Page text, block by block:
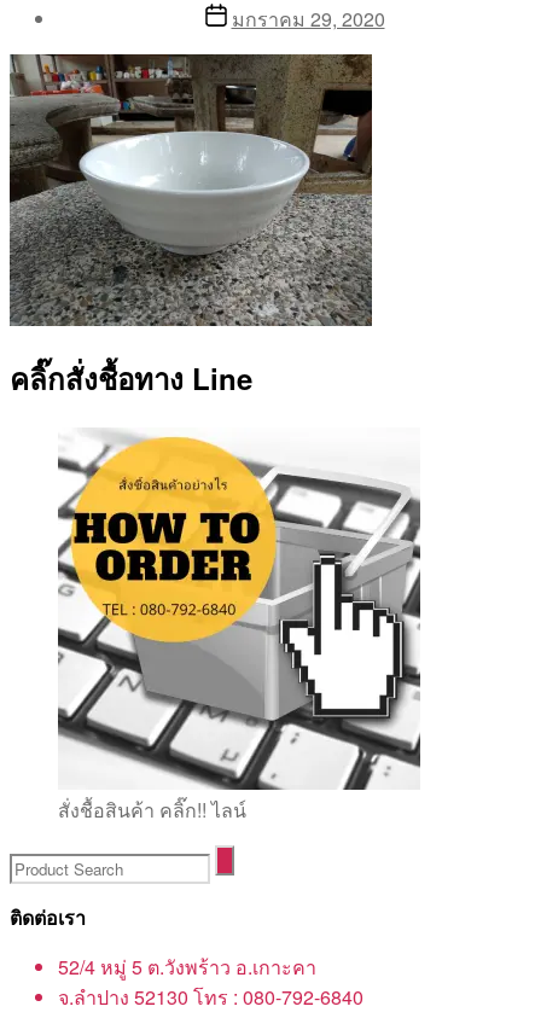
By
Aea
Postมกราคม 29, 2020
คลิ๊กสั่งชื้อทาง Line
สั่งชื้อสินค้า คลิ๊ก!! ไลน์
ติดต่อเรา
52/4 หมู่ 5 ต.วังพร้าว อ.เกาะคา
จ.ลำปาง 52130 โทร : 080-792-6840